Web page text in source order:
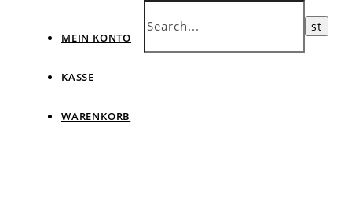
MEIN KONTO
KASSE
WARENKORB